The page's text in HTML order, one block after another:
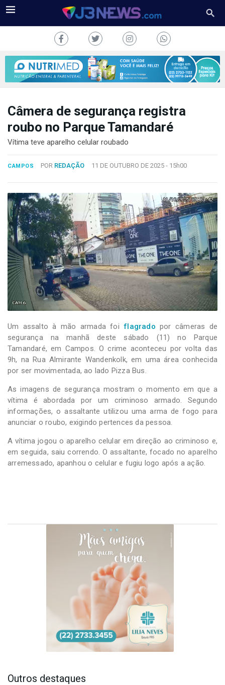
TV
FALE
CONOSCO
Copyright
2024
Desenvolvido
por
Hesea
Tecnologia
Sistemas
Câmera de segurança registra
roubo no Parque Tamandaré
Vítima teve aparelho celular roubado
CAMPOS POR REDAÇÃO 11 DE OUTUBRO DE 2025 - 15h00
Um assalto à mão armada foiflagrado por câmeras de
segurança na manhã deste sábado (11) no Parque
Tamandaré, em Campos. O crime aconteceu por volta das
9h, na Rua Almirante Wandenkolk, em uma área conhecida
por ser movimentada, ao lado Pizza Bus.
As imagens de segurança mostram o momento em que a
vítima é abordada por um criminoso armado. Segundo
informações, o assaltante utilizou uma arma de fogo para
anunciar o roubo, exigindo pertences da pessoa.
A vítima jogou o aparelho celular em direção ao criminoso e,
em seguida, saiu correndo. O assaltante, focado no aparelho
arremessado, apanhou o celular e fugiu logo após a ação.
Outros destaques